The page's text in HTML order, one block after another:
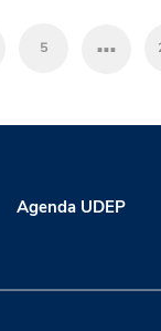
5 …
Agenda UDEP